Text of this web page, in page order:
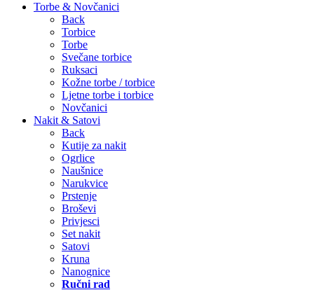
Torbe & Novčanici
Back
Torbice
Torbe
Svečane torbice
Ruksaci
Kožne torbe / torbice
Ljetne torbe i torbice
Novčanici
Nakit & Satovi
Back
Kutije za nakit
Ogrlice
Naušnice
Narukvice
Prstenje
Broševi
Privjesci
Set nakit
Satovi
Kruna
Nanognice
Ručni rad